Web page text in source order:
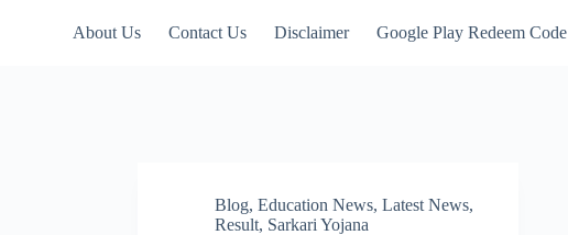
About Us Contact Us Disclaimer Google Play Redeem Code
Blog, Education News, Latest News,
Result, Sarkari Yojana